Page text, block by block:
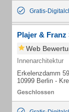
Gratis-
Plajer &
Web
Innenarchitektur
Erkelenzdamm
10999 Berlin -